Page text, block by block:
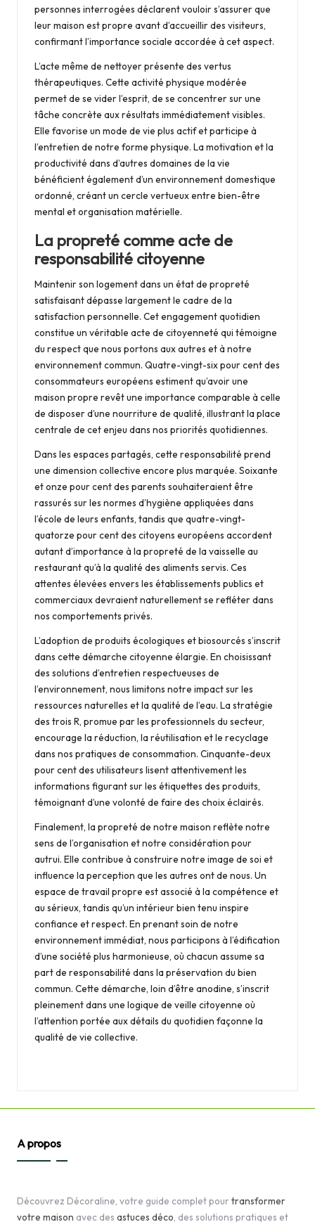
personnes interrogées déclarent vouloir s’assurer que
leur maison est propre avant d’accueillir des visiteurs,
confirmant l’importance sociale accordée à cet aspect.
L’acte même de nettoyer présente des vertus
thérapeutiques. Cette activité physique modérée
permet de se vider l’esprit, de se concentrer sur une
tâche concrète aux résultats immédiatement visibles.
Elle favorise un mode de vie plus actif et participe à
l’entretien de notre forme physique. La motivation et la
productivité dans d’autres domaines de la vie
bénéficient également d’un environnement domestique
ordonné, créant un cercle vertueux entre bien-être
mental et organisation matérielle.
La propreté comme acte de
responsabilité citoyenne
Maintenir son logement dans un état de propreté
satisfaisant dépasse largement le cadre de la
satisfaction personnelle. Cet engagement quotidien
constitue un véritable acte de citoyenneté qui témoigne
du respect que nous portons aux autres et à notre
environnement commun. Quatre-vingt-six pour cent des
consommateurs européens estiment qu’avoir une
maison propre revêt une importance comparable à celle
de disposer d’une nourriture de qualité, illustrant la place
centrale de cet enjeu dans nos priorités quotidiennes.
Dans les espaces partagés, cette responsabilité prend
une dimension collective encore plus marquée. Soixante
et onze pour cent des parents souhaiteraient être
rassurés sur les normes d’hygiène appliquées dans
l’école de leurs enfants, tandis que quatre-vingt-
quatorze pour cent des citoyens européens accordent
autant d’importance à la propreté de la vaisselle au
restaurant qu’à la qualité des aliments servis. Ces
attentes élevées envers les établissements publics et
commerciaux devraient naturellement se refléter dans
nos comportements privés.
L’adoption de produits écologiques et biosourcés s’inscrit
dans cette démarche citoyenne élargie. En choisissant
des solutions d’entretien respectueuses de
l’environnement, nous limitons notre impact sur les
ressources naturelles et la qualité de l’eau. La stratégie
des trois R, promue par les professionnels du secteur,
encourage la réduction, la réutilisation et le recyclage
dans nos pratiques de consommation. Cinquante-deux
pour cent des utilisateurs lisent attentivement les
informations figurant sur les étiquettes des produits,
témoignant d’une volonté de faire des choix éclairés.
Finalement, la propreté de notre maison reflète notre
sens de l’organisation et notre considération pour
autrui. Elle contribue à construire notre image de soi et
influence la perception que les autres ont de nous. Un
espace de travail propre est associé à la compétence et
au sérieux, tandis qu’un intérieur bien tenu inspire
confiance et respect. En prenant soin de notre
environnement immédiat, nous participons à l’édification
d’une société plus harmonieuse, où chacun assume sa
part de responsabilité dans la préservation du bien
commun. Cette démarche, loin d’être anodine, s’inscrit
pleinement dans une logique de veille citoyenne où
l’attention portée aux détails du quotidien façonne la
qualité de vie collective.
A propos
Découvrez Décoraline, votre guide complet pour transformer
votre maison avec des astuces déco, des solutions pratiques et